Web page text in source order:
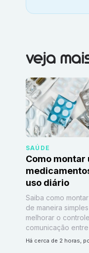
Veja mais sobre:
veja
SAÚDE
Como montar
uso diário
Saiba como
de maneira
melhorar o
comunicação
há cerca de 2 horas,